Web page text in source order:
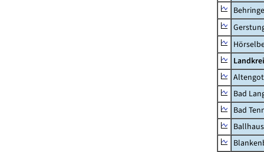
Bad
Bad